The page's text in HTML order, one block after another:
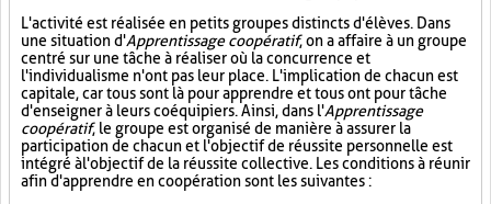
L'activité est réalisée en petits groupes distincts d'élèves. Dans
une situation d'Apprentissage coopératif, on a affaire à un groupe
centré sur une tâche à réaliser où la concurrence et
l'individualisme n'ont pas leur place. L'implication de chacun est
capitale, car tous sont là pour apprendre et tous ont pour tâche
d'enseigner à leurs coéquipiers. Ainsi, dans l'Apprentissage
coopératif, le groupe est organisé de manière à assurer la
participation de chacun et l'objectif de réussite personnelle est
intégré à l'objectif de la réussite collective. Les conditions à réunir
afin d'apprendre en coopération sont les suivantes :